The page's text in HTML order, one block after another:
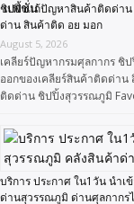
ชิปปิ้งแก้ปัญหาสินค้าติดด่าน
ด่าน สินค้าติด อย มอก
August 5, 2026
เคลียร์ปัญหากรมศุลกากร
ออกของเคลียร์สินค้าติดด่า
ติดด่าน ชิปปิ้งสุวรรณภูมิ
บริการ ประกาศ ใน1วัน นำ
ด่านสุวรรณภูมิ ด่านศุลกาก